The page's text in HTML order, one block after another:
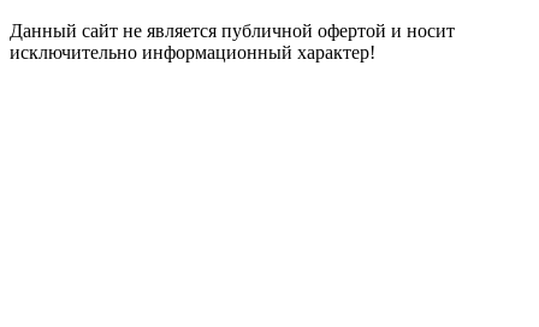
Данный сайт не является публичной офертой и носит
исключительно информационный характер!